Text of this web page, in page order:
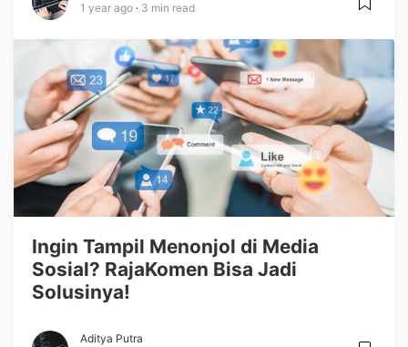
1 year ago
3 min read
Ingin Tampil Menonjol di Media
Sosial? RajaKomen Bisa Jadi
Solusinya!
Aditya Putra